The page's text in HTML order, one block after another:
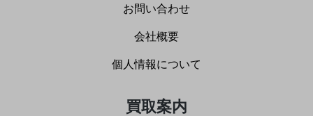
お問い合わせ
会社概要
個人情報について
買取案内